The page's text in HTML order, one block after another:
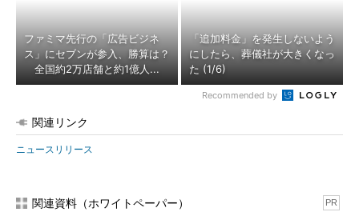
ファミマ先行の「広告ビジネ
ス」にセブンが参入、勝算は？
全国約2万店舗と約1億人...
「追加料金」を発生しないよう
にしたら、葬儀社が大きくなっ
た (1/6)
Recommended by
関連リンク
ニュースリリース
関連資料（ホワイトペーパー） PR